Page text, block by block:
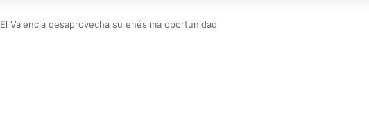
El Valencia desaprovecha su enésima oportunidad